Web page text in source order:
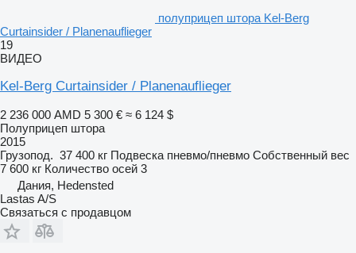
полуприцеп штора Kel-Berg
Curtainsider / Planenauflieger
19
ВИДЕО
Kel-Berg Curtainsider / Planenauflieger
2 236 000 AMD 5 300 € ≈ 6 124 $
Полуприцеп штора
2015
Грузопод. 37 400 кг Подвеска пневмо/пневмо Собственный вес
7 600 кг Количество осей 3
Дания, Hedensted
Lastas A/S
Связаться с продавцом